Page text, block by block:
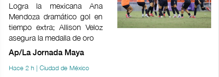
Logra la mexicana Ana
Mendoza dramático gol en
tiempo extra; Allison Veloz
asegura la medalla de oro
Ap/La Jornada Maya
Hace 2 h | Ciudad de México